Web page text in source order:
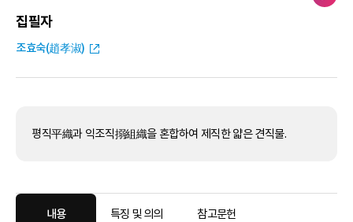
집필자
조효숙(趙孝淑)
평직平織과 익조직搦組織을 혼합하여 제직한 얇은 견직물.
내용 특징 및 의의 참고문헌